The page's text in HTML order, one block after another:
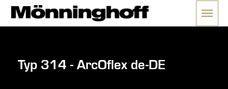
Menü
Typ 314 - ArcOflex de-DE